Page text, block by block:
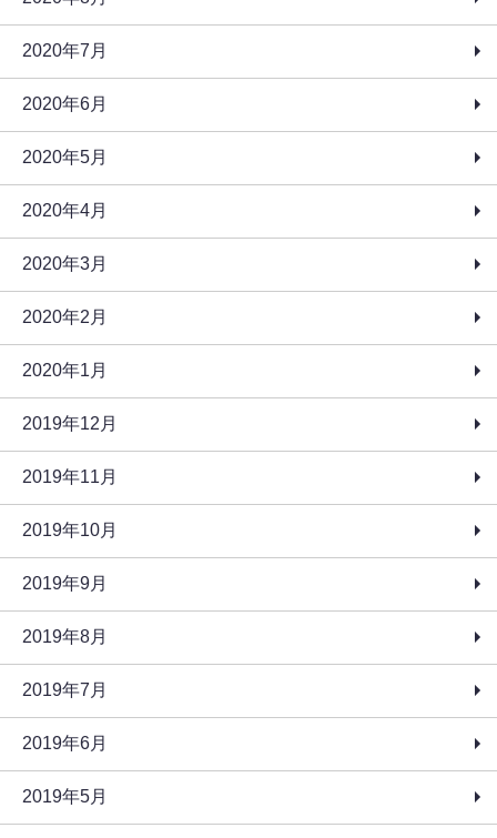
2020年7月
2020年6月
2020年5月
2020年4月
2020年3月
2020年2月
2020年1月
2019年12月
2019年11月
2019年10月
2019年9月
2019年8月
2019年7月
2019年6月
2019年5月